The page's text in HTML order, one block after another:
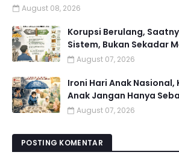
August 08, 2026
Korupsi Berulang,
Sistem, Bukan Sekadar
August 07, 2026
Ironi Hari Anak Nasional,
Anak Jangan Hanya
August 07, 2026
POSTING KOMENTAR